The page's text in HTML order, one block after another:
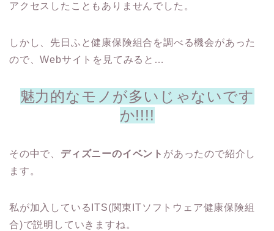
アクセスしたこともありませんでした。
しかし、先日ふと健康保険組合を調べる機会があった
ので、Webサイトを見てみると…
魅力的なモノが多いじゃないです
か!!!!
その中で、 ディズニーのイベント があったので紹介し
ます。
私が加入しているITS(関東ITソフトウェア健康保険組
合)で説明していきますね。